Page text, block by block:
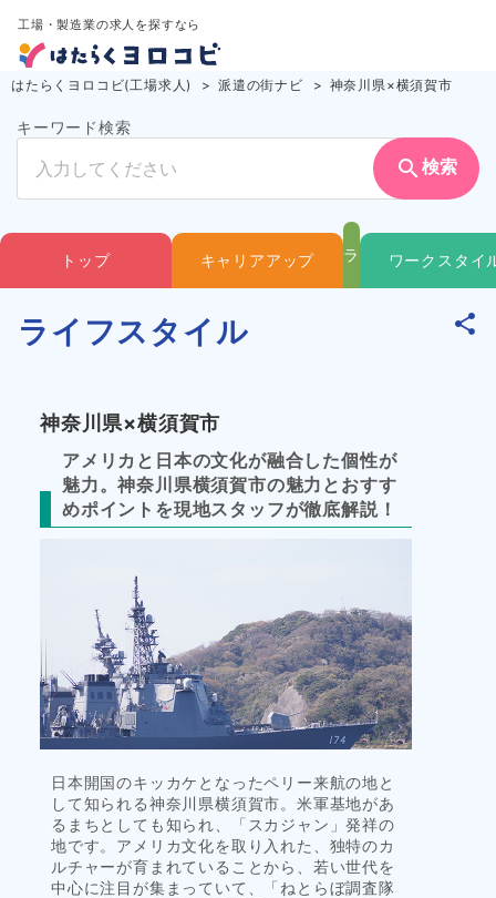
工場・製造業の求人を探すなら
はたらくヨロコビ(工場求人) 派遣の街ナビ 神奈川県×横須賀市
キーワード検索
search 検索
トップ キャリアアップ ラ
ス
タ
ル
ワークスタイ
ライフスタイル
神奈川県×横須賀市
アメリカと日本の文化が融合した個性が
魅力。神奈川県横須賀市の魅力とおすす
めポイントを現地スタッフが徹底解説！
日本開国のキッカケとなったペリー来航の地と
して知られる神奈川県横須賀市。米軍基地があ
るまちとしても知られ、「スカジャン」発祥の
地です。アメリカ文化を取り入れた、独特のカ
ルチャーが育まれていることから、若い世代を
中心に注目が集まっていて、「ねとらぼ調査隊